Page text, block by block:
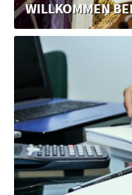
WILLKOMMEN